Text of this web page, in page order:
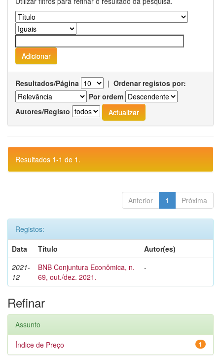
Resultados/Página | Ordenar registos por:
Por ordem
Autores/Registo
Resultados 1-1 de 1.
Anterior 1 Próxima
Registos:
Data
Título
Autor(es)
2021-
12
BNB Conjuntura Econômica, n.
69, out./dez. 2021.
-
Refinar
Assunto
1
Índice de Preço